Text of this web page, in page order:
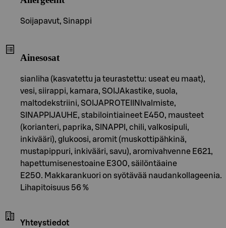
Soijapavut, Sinappi
Ainesosat
sianliha (kasvatettu ja teurastettu: useat eu maat),
vesi, siirappi, kamara, SOIJAkastike, suola,
maltodekstriini, SOIJAPROTEIINIvalmiste,
SINAPPIJAUHE, stabilointiaineet E450, mausteet
(korianteri, paprika, SINAPPI, chili, valkosipuli,
inkivääri), glukoosi, aromit (muskottipähkinä,
mustapippuri, inkivääri, savu), aromivahvenne E621,
hapettumisenestoaine E300, säilöntäaine
E250. Makkarankuori on syötävää naudankollageenia.
Lihapitoisuus 56 %
Yhteystiedot